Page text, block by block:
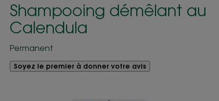
Shampooing démêlant au
Calendula
Permanent
Soyez le premier à donner votre avis